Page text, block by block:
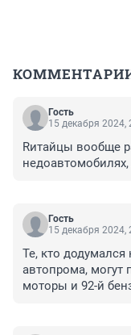
Гость
15 декабря 2024,
Rитайцы вообще
Гость
15 декабря 2024,
Те, кто додумался
автопрома, могут
моторы и 92-й